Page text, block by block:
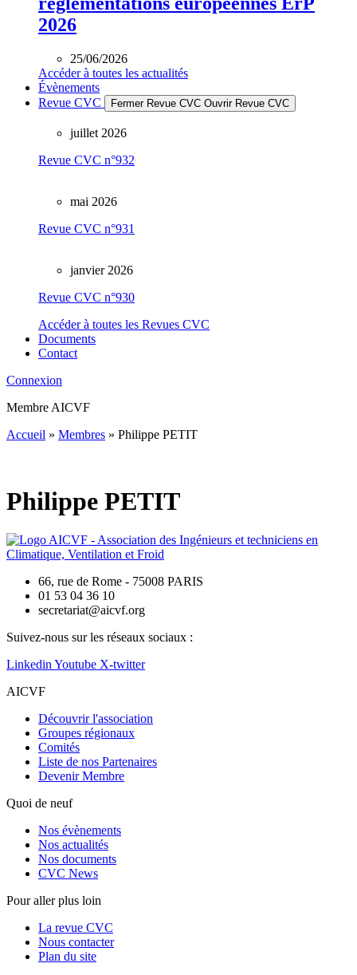
2026
25/06/2026
Accéder à toutes les actualités
Évènements
Revue CVC
Fermer Revue CVC Ouvrir Revue CVC
juillet 2026
Revue CVC n°932
mai 2026
Revue CVC n°931
janvier 2026
Revue CVC n°930
Accéder à toutes les Revues CVC
Documents
Contact
Connexion
Membre AICVF
Accueil » Membres » Philippe PETIT
Philippe PETIT
66, rue de Rome - 75008 PARIS
01 53 04 36 10
secretariat@aicvf.org
Suivez-nous sur les réseaux sociaux :
Linkedin Youtube X-twitter
AICVF
Découvrir l'association
Groupes régionaux
Comités
Liste de nos Partenaires
Devenir Membre
Quoi de neuf
Nos évènements
Nos actualités
Nos documents
CVC News
Pour aller plus loin
La revue CVC
Nous contacter
Plan du site